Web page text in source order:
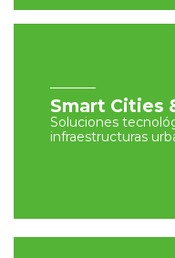
Smart Cities
Soluciones
infraestructuras